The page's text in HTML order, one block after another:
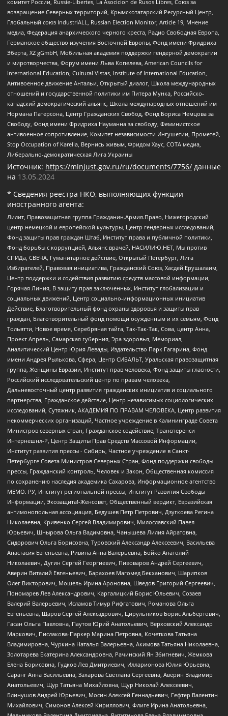
комитет России, Russie-Libertes, La Asocicion de Rusos Libres, Союз за
возвращение Северных территорий, Крымскотатарский Ресурсный Центр,
Глобальный союз IndustriALL, Russian Election Monitor, Article 19, Мнение
медиа, Федерация анархического черного креста, Радио Свободная Европа,
Германское общество изучения Восточной Европы, Фонд имени Фридриха
Эберта, XZ gGmbH, Мобильная академия поддержки гендерной демократии
и миротворчества, Форум имени Льва Копелева, American Councils for
International Education, Cultural Vistas, Institute of International Education,
Антивоенное движение Антальи, Открытый диалог, Школа международных
отношений и государственной политики им Питера Мунка, Российско-
канадский демократический альянс, Школа международных отношений им
Нормана Патерсона, Центр Гражданских Свобод, Фонд Бориса Немцова за
Свободу, Фонд имени Фридриха Науманна за свободу, Феминистское
антивоенное сопротивление, Комитет независимости Ингушетии, Прометей,
Stop Occupation of Karelia, Вернись живым, Фридом Хаус, СОТА медиа,
Либерально-демократическая Лига Украины
Источник: https://minjust.gov.ru/ru/documents/7756/ данные
на 13.05.2024
* Сведения реестра НКО, выполняющих функции
иностранного агента:
Лилит, Правозащитная группа Гражданин.Армия.Право, Нижегородский
центр немецкой и европейской культуры, Центр гендерных исследований,
Фонд защиты прав граждан Штаб, Институт права и публичной политики,
Фонд борьбы с коррупцией, Альянс врачей, НАСИЛИЮ.НЕТ, Мы против
СПИДа, СВЕЧА, Гуманитарное действие, Открытый Петербург, Лига
Избирателей, Правовая инициатива, Гражданский Союз, Хасдей Ерушалаим,
Центр поддержки и содействия развитию средств массовой информации,
Горячая Линия, В защиту прав заключенных, Институт глобализации и
социальных движений, Центр социально-информационных инициатив
Действие, Благотворительный фонд охраны здоровья и защиты прав
граждан, Благотворительный фонд помощи осужденным и их семьям, Фонд
Тольятти, Новое время, Серебряная тайга, Так-Так-Так, Сова, центр Анна,
Проект Апрель, Самарская губерния, Эра здоровья, Мемориал,
Аналитический Центр Юрия Левады, Издательство Парк Гагарина, Фонд
имени Андрея Рылькова, Сфера, Центр СИБАЛЬТ, Уральская правозащитная
группа, Женщины Евразии, Институт прав человека, Фонд защиты гласности,
Российский исследовательский центр по правам человека,
Дальневосточный центр развития гражданских инициатив и социального
партнерства, Гражданское действие, Центр независимых социологических
исследований, Сутяжник, АКАДЕМИЯ ПО ПРАВАМ ЧЕЛОВЕКА, Центр развития
некоммерческих организаций, Частное учреждение в Калининграде Совета
Министров северных стран, Гражданское содействие, Трансперенси
Интернешнл-Р, Центр Защиты Прав Средств Массовой Информации,
Институт развития прессы - Сибирь, Частное учреждение в Санкт-
Петербурге Совета Министров Северных Стран, Фонд поддержки свободы
прессы, Гражданский контроль, Человек и Закон, Общественная комиссия
по сохранению наследия академика Сахарова, Информационное агентство
МЕМО. РУ, Институт региональной прессы, Институт Развития Свободы
Информации, Экозащита!-Женсовет, Общественный вердикт, Евразийская
антимонопольная ассоциация, Бедушев Петр Петрович, Дзугкоева Регина
Николаевна, Кривенко Сергей Владимирович, Милославский Павел
Юрьевич, Шнырова Ольга Вадимовна, Чанышева Лилия Айратовна,
Сидорович Ольга Борисовна, Туровский Александр Алексеевич, Васильева
Анастасия Евгеньевна, Ривина Анна Валерьевна, Бойко Анатолий
Николаевич, Дугин Сергей Георгиевич, Пивоваров Андрей Сергеевич,
Аверин Виталий Евгеньевич, Барахоев Магомед Бекханович, Шарипков
Олег Викторович, Мошель Ирина Ароновна, Шведов Григорий Сергеевич,
Пономарев Лев Александрович, Каргалицкий Борис Юльевич, Созаев
Валерий Валерьевич, Исламов Тимур Рифгатович, Романова Ольга
Евгеньевна, Щаров Сергей Алексадрович, Цирульников Борис Альбертович,
Гасан Ольга Павловна, Паутов Юрий Анатольевич, Верховский Александр
Маркович, Пислакова-Паркер Марина Петровна, Кочеткова Татьяна
Владимировна, Чуркина Наталья Валерьевна, Акимова Татьяна Николаевна,
Золотарева Екатерина Александровна, Рачинский Ян Збигневич, Жемкова
Елена Борисовна, Гудков Лев Дмитриевич, Илларионова Юлия Юрьевна,
Саранг Анна Васильевна, Захарова Светлана Сергеевна, Аверин Владимир
Анатольевич, Щур Татьяна Михайловна, Щур Николай Алексеевич,
Блинушов Андрей Юрьевич, Мосин Алексей Геннадьевич, Гефтер Валентин
Михайлович, Симонов Алексей Кириллович, Флиге Ирина Анатольевна,